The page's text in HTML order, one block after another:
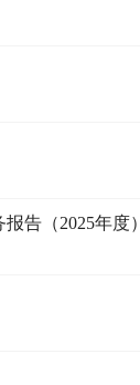
告（2025年度）